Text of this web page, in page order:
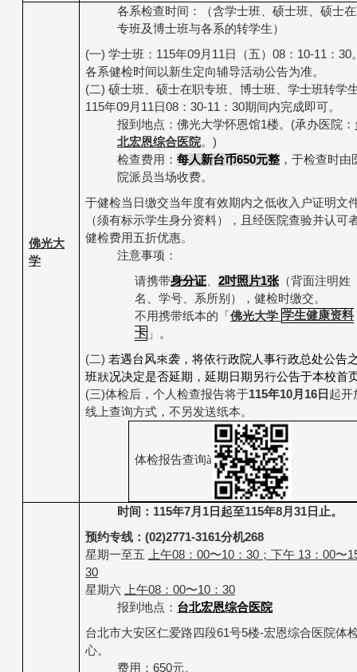
佛光大
学
各系检查时间：（含学士班、硕士班、硕士
专班及博士班与各系的转学生）
(一) 学士班： 115年09月 11 日（五） 08 ： 10-11 ： 30
各系健检时间以新生定向辅导活动公告为准。
(二) 硕士班、硕士在职专班、博士班、学士班转学
115年09月 11 日08 ： 30-11 ： 30期间内完成即可。
报到地点：佛光大学怀恩馆1楼。 (承办医院：
北宏恩综合医院。 )
检查费用： 每人新台币650元整 ，于检查时由
院派员当场收费。
于健检当日缴交当年度有效期内之低收入户证明文
（须有标示学生身分资料）
，且经医院查验并认可
健检费用五折优惠。
注意事项：
请携带身分证 2吋照片1张 （背面注明姓
名、学号、系所别）
，健检时缴交。
不用携带纸本的 「 佛光大学 学生健康资料
卡 」。
(二) 若遇台风來袭，将依行政院人事行政总处公告
班狀况决定是否延期，延期日期另行公告于本校首
(三)体检后，个人检查报告将于115年10月 16 日 起开
线上查询方式，不另发送纸本。
体检报告查询à
时间： 115年7月 1 日起至115年8月 31 日止。
预约专线： (02)2771-3161分机268
星期一至五
上午08 ： 00〜10 ： 30 ；下午 13 ： 00〜
30
星期六
上午08 ： 00〜10 ： 30
报到地点： 台北宏恩综合医院
台北市大安区仁爱路四段61号5楼-宏恩综合医院体
心。
费用： 650元。